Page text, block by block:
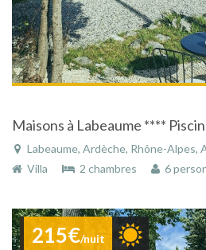
Labeaume, Ardèche, Rhône-Alpes,
Villa
2 chambres 6
215€/nuit